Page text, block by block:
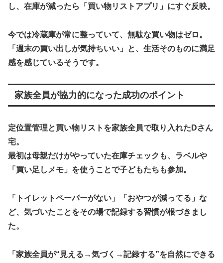
し、在庫が減ったら「買い物リストアプリ」にすぐ反映。
今では冷蔵庫が常に整っていて、無駄な買い物はゼロ。
「週末の買い出しが気持ちいい」と、生活そのものに満足
感を感じているそうです。
家族全員が協力的になった成功のポイント
定位置管理と買い物リストを家族全員で取り入れたDさん
宅。
最初は母親だけがやっていた在庫チェックも、ラベルや
「買い足しメモ」を使うことで子どもたちも参加。
「トイレットペーパーがない」「おやつが減ってる」な
ど、気づいたことをその場で記録する習慣が根づきまし
た。
「家族全員が“見える→気づく→記録する”を自然にできる